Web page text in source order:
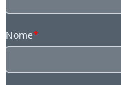
Nome*